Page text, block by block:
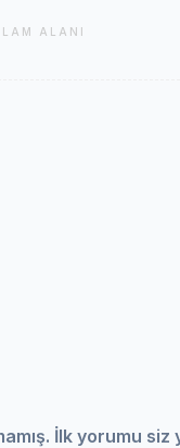
ALANI
İlk yorumu siz